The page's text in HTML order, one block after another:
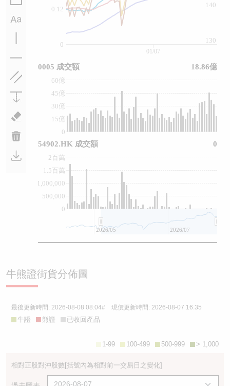
0
0.12
130
140
0
15億
30億
45億
60億
0
500,000
1,000,000
1.5百萬
2百萬
01/07
2026/05 2026/07
0005 成交額 18.86億
54902.HK 成交額 0
牛熊證街貨分佈圖
最後更新時間: 2026-08-08 08:04# 現價更新時間: 2026-08-07 16:35
牛證 熊證 已收回產品
> 1,000
500-999
100-499
1-99
相對正股對沖股數[括號內為相對前一交易日之變化]